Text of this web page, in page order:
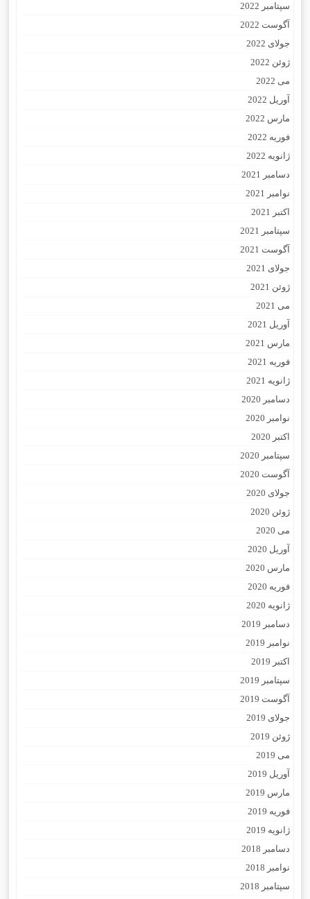
سپتامبر 2022
آگوست 2022
جولای 2022
ژوئن 2022
می 2022
آوریل 2022
مارس 2022
فوریه 2022
ژانویه 2022
دسامبر 2021
نوامبر 2021
اکتبر 2021
سپتامبر 2021
آگوست 2021
جولای 2021
ژوئن 2021
می 2021
آوریل 2021
مارس 2021
فوریه 2021
ژانویه 2021
دسامبر 2020
نوامبر 2020
اکتبر 2020
سپتامبر 2020
آگوست 2020
جولای 2020
ژوئن 2020
می 2020
آوریل 2020
مارس 2020
فوریه 2020
ژانویه 2020
دسامبر 2019
نوامبر 2019
اکتبر 2019
سپتامبر 2019
آگوست 2019
جولای 2019
ژوئن 2019
می 2019
آوریل 2019
مارس 2019
فوریه 2019
ژانویه 2019
دسامبر 2018
نوامبر 2018
سپتامبر 2018